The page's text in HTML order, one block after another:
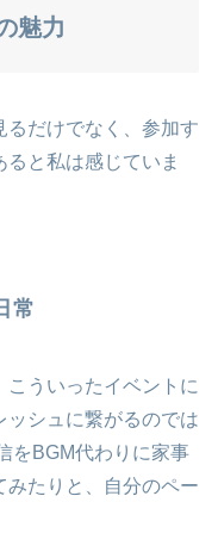
魅力
るだけでなく、参加す
と私は感じていま
常
ういったイベントに
シュに繋がるのでは
をBGM代わりに家事
みたりと、自分のペー